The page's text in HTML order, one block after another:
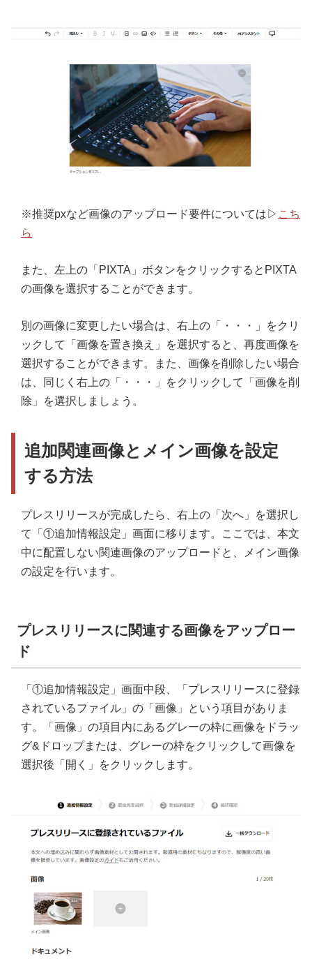
※推奨pxなど画像のアップロード要件については▷ こち
ら
また、左上の「PIXTA」ボタンをクリックするとPIXTA
の画像を選択することができます。
別の画像に変更したい場合は、右上の「・・・」をクリ
ックして「画像を置き換え」を選択すると、再度画像を
選択することができます。また、画像を削除したい場合
は、同じく右上の「・・・」をクリックして「画像を削
除」を選択しましょう。
追加関連画像とメイン画像を設定
する方法
プレスリリースが完成したら、右上の「次へ」を選択し
て「①追加情報設定」画面に移ります。ここでは、本文
中に配置しない関連画像のアップロードと、メイン画像
の設定を行います。
プレスリリースに関連する画像をアップロー
ド
「①追加情報設定」画面中段、「プレスリリースに登録
されているファイル」の「画像」という項目がありま
す。「画像」の項目内にあるグレーの枠に画像をドラッ
グ&ドロップまたは、グレーの枠をクリックして画像を
選択後「開く」をクリックします。